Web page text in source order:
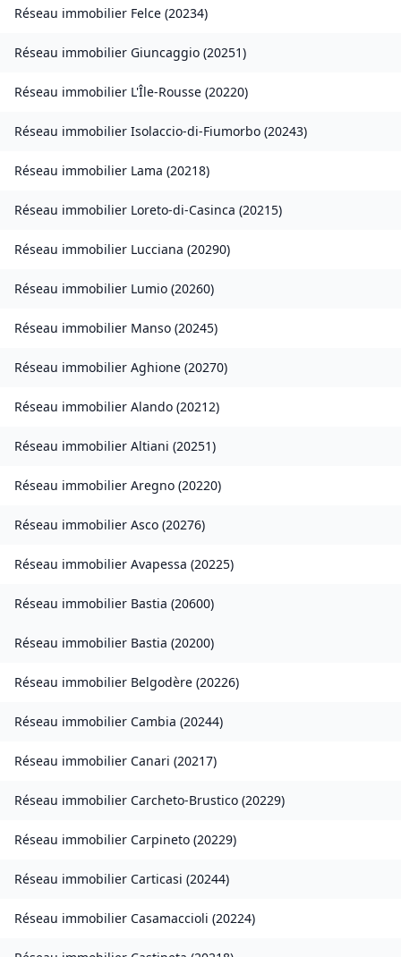
Réseau immobilier Felce (20234)
Réseau immobilier Giuncaggio (20251)
Réseau immobilier L'Île-Rousse (20220)
Réseau immobilier Isolaccio-di-Fiumorbo (20243)
Réseau immobilier Lama (20218)
Réseau immobilier Loreto-di-Casinca (20215)
Réseau immobilier Lucciana (20290)
Réseau immobilier Lumio (20260)
Réseau immobilier Manso (20245)
Réseau immobilier Aghione (20270)
Réseau immobilier Alando (20212)
Réseau immobilier Altiani (20251)
Réseau immobilier Aregno (20220)
Réseau immobilier Asco (20276)
Réseau immobilier Avapessa (20225)
Réseau immobilier Bastia (20600)
Réseau immobilier Bastia (20200)
Réseau immobilier Belgodère (20226)
Réseau immobilier Cambia (20244)
Réseau immobilier Canari (20217)
Réseau immobilier Carcheto-Brustico (20229)
Réseau immobilier Carpineto (20229)
Réseau immobilier Carticasi (20244)
Réseau immobilier Casamaccioli (20224)